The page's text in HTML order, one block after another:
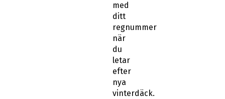
regnummer
när
du
letar
efter
nya
vinterdäck.
Först
väljer